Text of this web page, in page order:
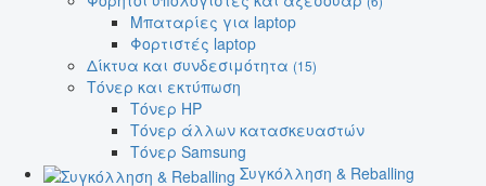
Μπαταρίες για laptop
Φορτιστές laptop
Δίκτυα και συνδεσιμότητα (15)
Τόνερ και εκτύπωση
Τόνερ HP
Τόνερ άλλων κατασκευαστών
Τόνερ Samsung
Συγκόλληση & Reballing